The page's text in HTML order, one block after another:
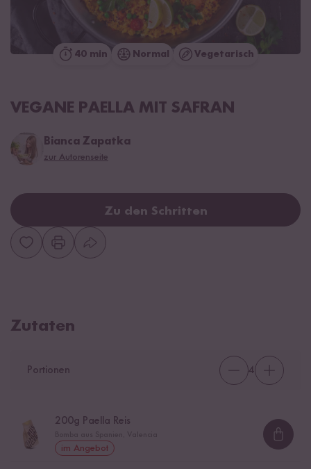
40 min Normal Vegetarisch
VEGANE PAELLA MIT SAFRAN
Bianca Zapatka
zur Autorenseite
Zu den Schritten
Zutaten
Portionen 4
200g Paella Reis
im Angebot